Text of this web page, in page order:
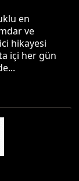
en
ve
hikayesi
içi her gün